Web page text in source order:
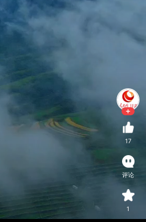
17
评论
1